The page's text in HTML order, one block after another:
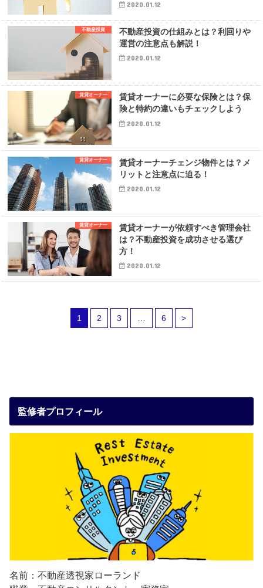
2020.01.12
不動産投資
不動産投資の仕組みとは？利回りや
運営の注意点も解説！
2020.01.12
賃貸オーナー
賃貸オーナーに必要な保険とは？保
険と特約の違いもチェックしよう
2020.01.12
賃貸オーナー
賃貸オーナーチェンジ物件とは？メ
リットと注意点に迫る！
2020.01.12
賃貸オーナー
賃貸オーナーが依頼すべき管理会社
は？不動産投資を成功させる選び
方！
2020.01.12
1 2 3 … 6 >
監修者プロフィール
名前：不動産透視家ローランド